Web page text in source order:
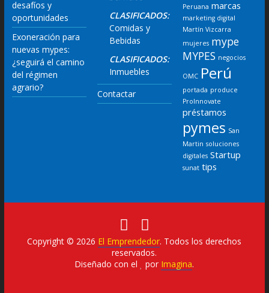
desafíos y
oportunidades
Exoneración para
nuevas mypes:
¿seguirá el camino
del régimen
agrario?
CLASIFICADOS:
Comidas y
Bebidas
CLASIFICADOS:
Inmuebles
Contactar
Peruana marcas
marketing digital
Martín Vizcarra
mujeres mype
MYPES negocios
OMC Perú
portada produce
ProInnovate
préstamos
pymes San
Martin soluciones
digitales Startup
sunat tips
Copyright © 2026 El Emprendedor. Todos los derechos
reservados.
Diseñado con el
por Imagina.